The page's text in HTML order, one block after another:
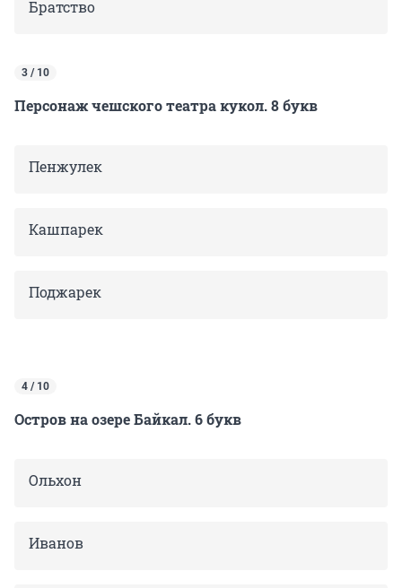
Братство
3 / 10
Персонаж чешского театра кукол. 8 букв
Пенжулек
Кашпарек
Поджарек
4 / 10
Остров на озере Байкал. 6 букв
Ольхон
Иванов